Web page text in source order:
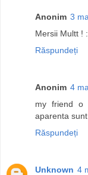
Anonim 3
Mersii Multt !
Răspundeți
Anonim 4
my friend o
aparenta
Răspundeți
Unknown 4